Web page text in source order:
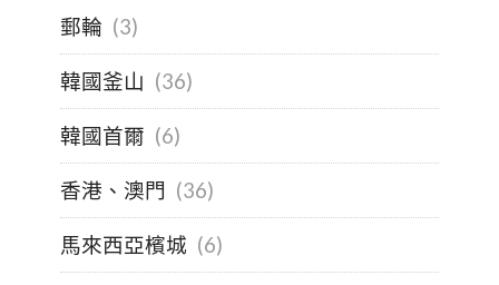
郵輪 (3)
韓國釜山 (36)
韓國首爾 (6)
香港、澳門 (36)
馬來西亞檳城 (6)